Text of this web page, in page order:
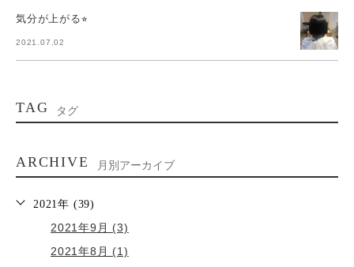
気分が上がる⭐︎
2021.07.02
TAG タグ
ARCHIVE 月別アーカイブ
2021年 (39)
2021年9月 (3)
2021年8月 (1)